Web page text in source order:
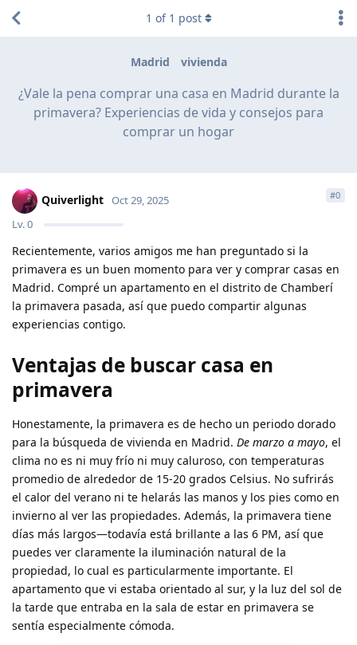
Madrid vivienda
¿Vale la pena comprar una casa en Madrid durante la
primavera? Experiencias de vida y consejos para
comprar un hogar
1 of 1 post
Quiverlight
Lv.0
Oct 29, 2025 #0
Recientemente, varios amigos me han preguntado si la
primavera es un buen momento para ver y comprar casas en
Madrid. Compré un apartamento en el distrito de Chamberí
la primavera pasada, así que puedo compartir algunas
experiencias contigo.
Ventajas de buscar casa en
primavera
Honestamente, la primavera es de hecho un periodo dorado
para la búsqueda de vivienda en Madrid. De marzo a mayo, el
clima no es ni muy frío ni muy caluroso, con temperaturas
promedio de alrededor de 15-20 grados Celsius. No sufrirás
el calor del verano ni te helarás las manos y los pies como en
invierno al ver las propiedades. Además, la primavera tiene
días más largos—todavía está brillante a las 6 PM, así que
puedes ver claramente la iluminación natural de la
propiedad, lo cual es particularmente importante. El
apartamento que vi estaba orientado al sur, y la luz del sol de
la tarde que entraba en la sala de estar en primavera se
sentía especialmente cómoda.